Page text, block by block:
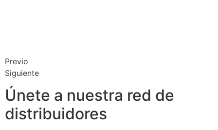
Previo
Siguiente
Únete a nuestra red de
distribuidores